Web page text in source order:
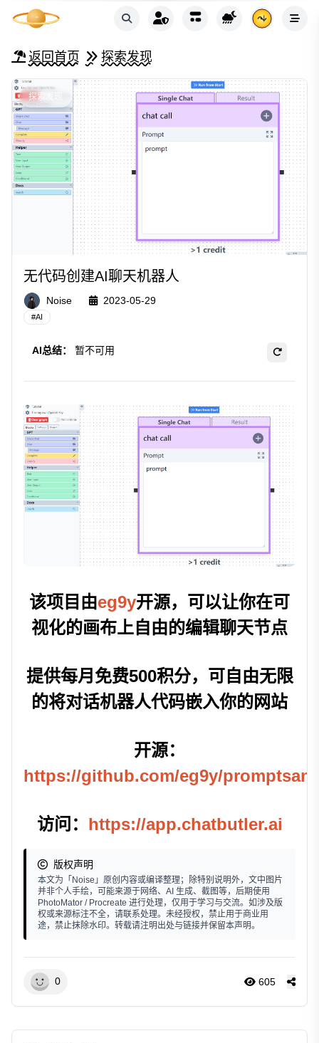
返回首页 探索发现
探索发现
无代码创建AI聊天机器人
Noise 2023-05-29
#AI
AI总结： 暂不可用
该项目由eg9y开源，可以让你在可
视化的画布上自由的编辑聊天节点
提供每月免费500积分，可自由无限
的将对话机器人代码嵌入你的网站
开源：
https://github.com/eg9y/
访问： https://app.chatbutler.ai
版权声明
本文为「Noise」原创内容或编译整理；除特别说明外，文中图片
并非个人手绘，可能来源于网络、AI 生成、截图等，后期使用
PhotoMator / Procreate 进行处理，仅用于学习与交流。如涉及版
权或来源标注不全，请联系处理。未经授权，禁止用于商业用
途，禁止抹除水印。转载请注明出处与链接并保留本声明。
0 605